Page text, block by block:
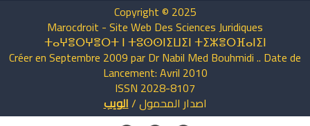
Copyright © 2025
Marocdroit - Site Web Des Sciences Juridiques
ⵜⴰⵖⴻⵔⵖⴻⵔⵜ ⵏ ⵜⵓⵙⵙⵏⵉⵡⵉⵏ ⵜⵉⵣⴻⵔⴼⴰⵏⵉⵏ
Créer en Septembre 2009 par Dr Nabil Med Bouhmidi .. Date de
Lancement: Avril 2010
ISSN 2028-8107
اصدار المحمول/الويب